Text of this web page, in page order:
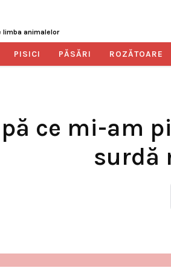
limba animalelor
PISICI PĂSĂRI ROZĂTOARE
ce mi-am
surdă